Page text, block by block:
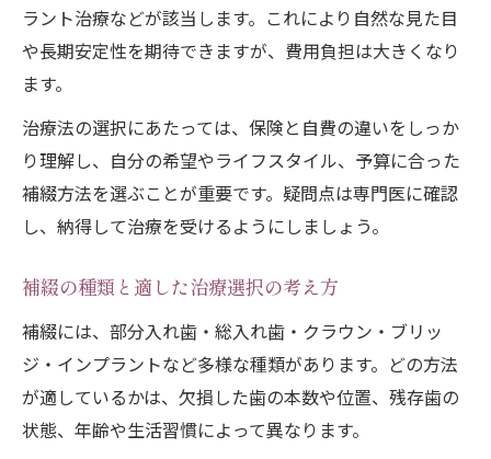
ラント治療などが該当します。これにより自然な見た目
や長期安定性を期待できますが、費用負担は大きくなり
ます。
治療法の選択にあたっては、保険と自費の違いをしっか
り理解し、自分の希望やライフスタイル、予算に合った
補綴方法を選ぶことが重要です。疑問点は専門医に確認
し、納得して治療を受けるようにしましょう。
補綴の種類と適した治療選択の考え方
補綴には、部分入れ歯・総入れ歯・クラウン・ブリッ
ジ・インプラントなど多様な種類があります。どの方法
が適しているかは、欠損した歯の本数や位置、残存歯の
状態、年齢や生活習慣によって異なります。